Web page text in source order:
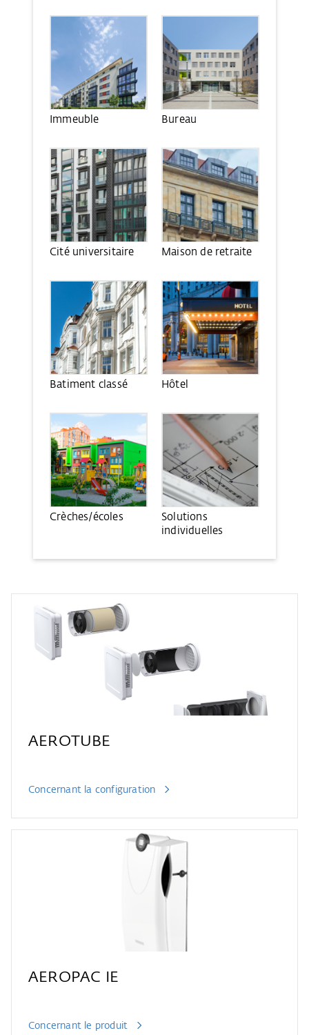
Immeuble Bureau
Cité universitaire Maison de retraite
Batiment classé Hôtel
Crèches/écoles
Solutions
individuelles
AEROTUBE
Concernant la configuration
AEROPAC IE
Concernant le produit